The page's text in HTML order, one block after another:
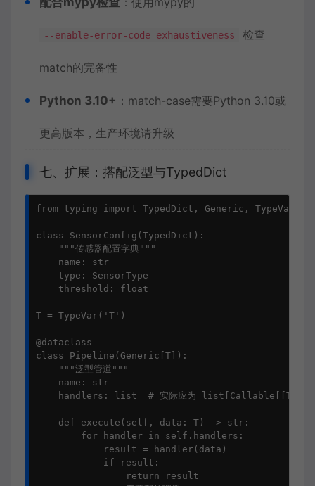
--enable-error-code exhaustiveness 检查
match的完备性
Python 3.10+ ：match-case需要Python 3.10或
更高版本，生产环境请升级
七、扩展：搭配泛型与TypedDict
from typing import TypedDict, Generic, TypeVar
class SensorConfig(TypedDict):
    """传感器配置字典"""
    name: str
    type: SensorType
    threshold: float
T = TypeVar('T')
@dataclass
class Pipeline(Generic[T]):
    """泛型管道"""
    name: str
handlers: list  # 实际应为 list[Callable[[T],
    def execute(self, data: T) -> str:
        for handler in self.handlers:
            result = handler(data)
            if result:
                return result